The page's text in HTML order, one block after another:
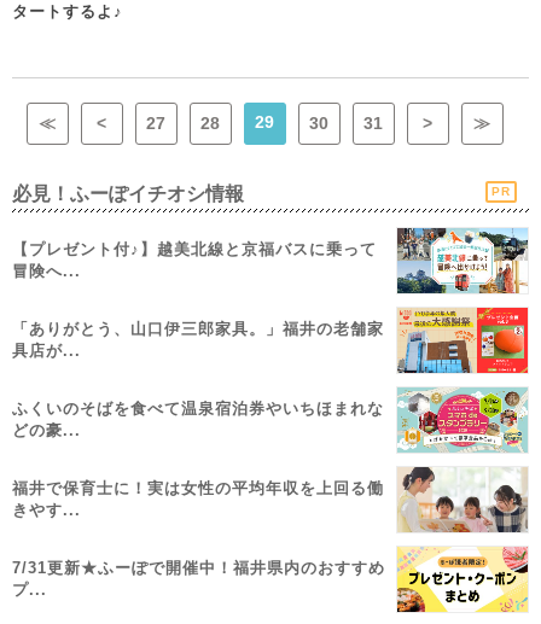
タートするよ♪
≪ < 27 28 29 30 31 > ≫
必見！ふーぽイチオシ情報 PR
【プレゼント付♪】越美北線と京福バスに乗って
冒険へ...
「ありがとう、山口伊三郎家具。」福井の老舗家
具店が...
ふくいのそばを食べて温泉宿泊券やいちほまれな
どの豪...
福井で保育士に！実は女性の平均年収を上回る働
きやす...
7/31更新★ふーぽで開催中！福井県内のおすすめ
プ...